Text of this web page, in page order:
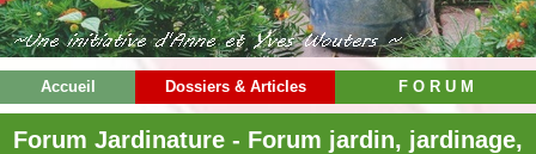
Accueil Dossiers & Articles F O R U M
Forum Jardinature - Forum jardin, jardinage,